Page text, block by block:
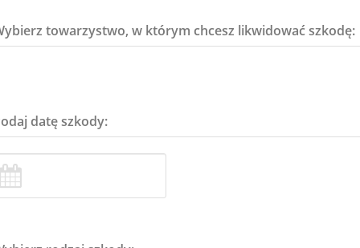
towarzystwo, w którym chcesz likwidować szkodę:
datę szkody: